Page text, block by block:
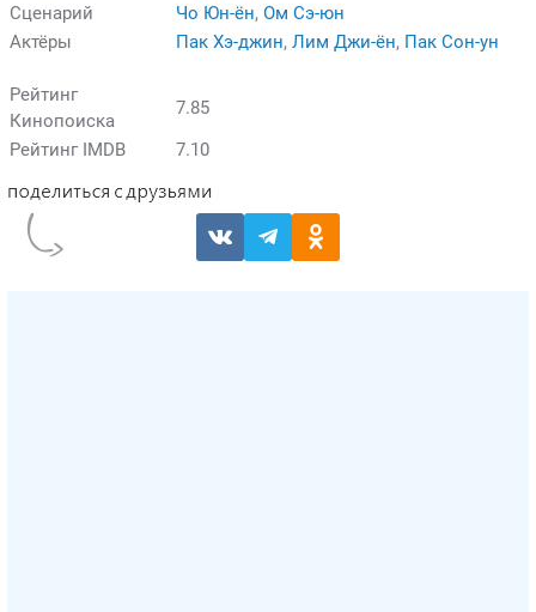
Сценарий
Чо Юн-ён, Ом Сэ-юн
Актёры
Пак Хэ-джин, Лим Джи-ён, Пак Сон-ун
Рейтинг
Кинопоиска
7.85
Рейтинг IMDB
7.10